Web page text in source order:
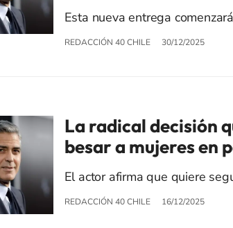
Esta nueva entrega
REDACCIÓN 40 CHILE 30/12/2025
La radical decisión
besar a mujeres en
El actor afirma que quiere
REDACCIÓN 40 CHILE 16/12/2025